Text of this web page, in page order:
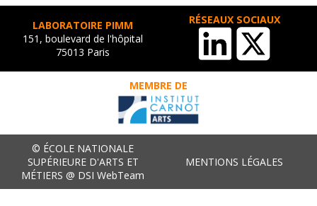
LABORATOIRE PIMM
151, boulevard de l'hôpital
75013 Paris
RÉSEAUX SOCIAUX
MEMBRE DE
© ÉCOLE NATIONALE
SUPÉRIEURE D'ARTS ET
MÉTIERS @ DSI WebTeam
MENTIONS LÉGALES